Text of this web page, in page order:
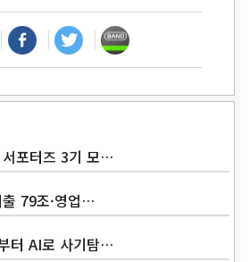
포터즈 3기 모…
79조·영업…
터 AI로 사기탐…